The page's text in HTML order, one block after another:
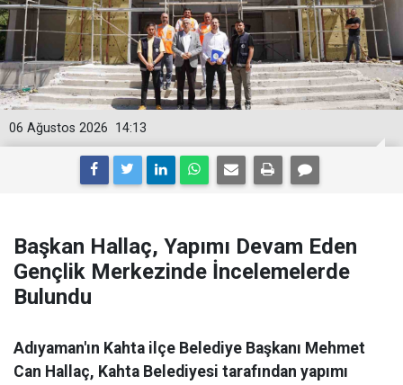
14:13
06 Ağustos 2026
Başkan Hallaç, Yapımı Devam Eden
Gençlik Merkezinde İncelemelerde
Bulundu
Adıyaman'ın Kahta ilçe Belediye Başkanı Mehmet
Can Hallaç, Kahta Belediyesi tarafından yapımı